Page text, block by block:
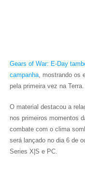
Gears of War: E-Day
campanha, mostrando os
pela primeira vez na Terra.
O material destacou a
nos primeiros momentos
combate com o clima
será lançado no dia 6 de
Series X|S e PC.